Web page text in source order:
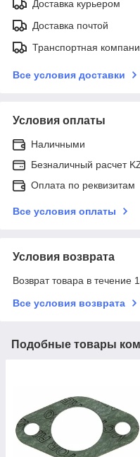
Доставка курьером
Доставка почтой
Транспортная
Все условия доставки
Условия оплаты
Наличными
Безналичный расчет
Оплата по реквизитам
Все условия оплаты
Условия возврата
Возврат товара в течение
Все условия возврата
Подобные товары